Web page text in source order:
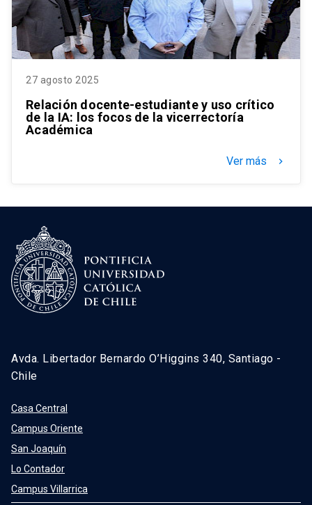
27 agosto 2025
Relación docente-estudiante y uso crítico
de la IA: los focos de la vicerrectoría
Académica
Ver más keyboard_arrow_right
Avda. Libertador Bernardo O’Higgins 340, Santiago -
Chile
Casa Central
Campus Oriente
San Joaquín
Lo Contador
Campus Villarrica